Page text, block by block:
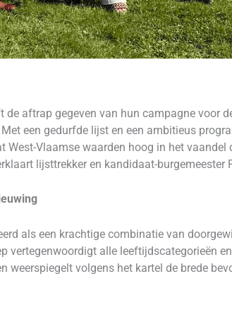
de aftrap gegeven van hun campagne
een gedurfde lijst en een ambitieus
West-Vlaamse waarden hoog in het
lijsttrekker en kandidaat-burgemeester
als een krachtige combinatie van
vertegenwoordigt alle leeftijdscategorieën
volgens het kartel de brede